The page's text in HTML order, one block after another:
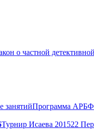
о частной
занятийПрограмма АРБ
Турнир Исаева 201522